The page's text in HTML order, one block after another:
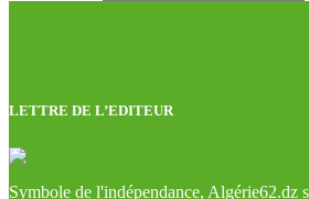
LETTRE DE L’EDITEUR
Symbole de l'indépendance, Algérie62.dz